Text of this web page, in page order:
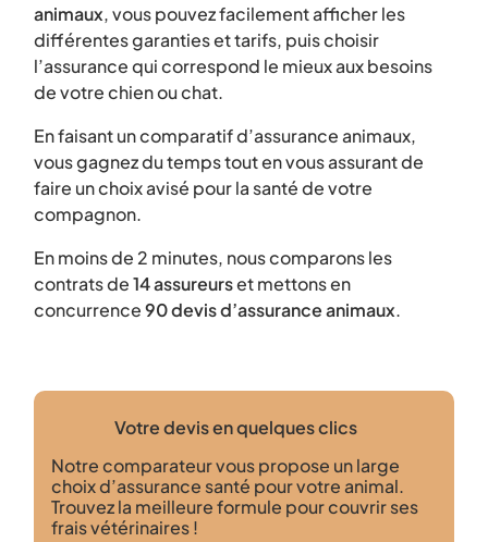
animaux, vous pouvez facilement afficher les
différentes garanties et tarifs, puis choisir
l’assurance qui correspond le mieux aux besoins
de votre chien ou chat.
En faisant un comparatif d’assurance animaux,
vous gagnez du temps tout en vous assurant de
faire un choix avisé pour la santé de votre
compagnon.
En moins de 2 minutes, nous comparons les
contrats de14 assureurset mettons en
concurrence90 devis d’assurance animaux.
Votre devis en quelques clics
Notre comparateur vous propose un large
choix d’assurance santé pour votre animal.
Trouvez la meilleure formule pour couvrir ses
frais vétérinaires !